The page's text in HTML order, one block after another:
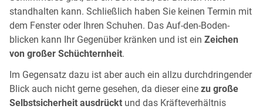
standhalten kann. Schließlich haben Sie keinen Termin mit
dem Fenster oder Ihren Schuhen. Das Auf-den-Boden-
blicken kann Ihr Gegenüber kränken und ist ein Zeichen
von großer Schüchternheit.
Im Gegensatz dazu ist aber auch ein allzu durchdringender
Blick auch nicht gerne gesehen, da dieser eine zu große
Selbstsicherheit ausdrückt und das Kräfteverhältnis